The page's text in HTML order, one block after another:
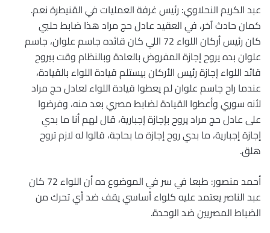
عبد الكريم النحلاوي: رئيس غرفة العمليات في القنيطرة نعم.
كمان حادث آخر، في العقيد عادل حج مراد هذا ضابط حلبي
كان رئيس أركان اللواء 72 اللي كان قائده جاسم علوان، جاسم
علوان بده يروح إجازة المفروض بالعادة وبالنظام وقت بيروح
قائد اللواء إجازة رئيس الأركان بيستلم قيادة اللواء بالقيادة،
عندما راح جاسم علوان لم يعطوا قيادة اللواء لعادل حج مراد
لأنه سوري وأعطوا القيادة لضابط مصري بعد منه، وفرضوا
على عادل حج مراد يروح بإجازة إجبارية، قال لهم أنا ما بدي
إجازة إجبارية، ما بدي روح إجازة ما بحاجة، قالوا له لازم تروح
هلق.
أحمد منصور: طبعا في سر في الموضوع ده أن اللواء 72 كان
عبد الناصر يعتمد عليه كلواء أساسي يقف ضد أي تحرك من
الضباط المصريين ضد الوحدة.